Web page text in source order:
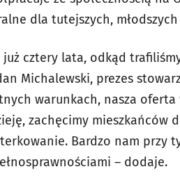
dla tutejszych,
już cztery lata, odkąd
Michalewski, prezes
warunkach, nasza
zachęcimy mieszkańców
Bardzo nam przy
– dodaje.